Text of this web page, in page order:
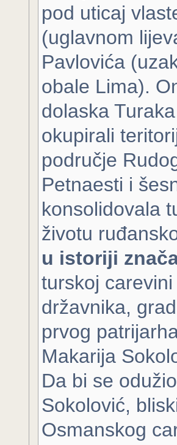
pod uticaj
(uglavnom
Pavlovića
obale Lima).
dolaska
okupirali
područje
Petnaesti i
konsolidovala
životu
u istoriji
turskoj
državnika,
prvog
Makarija
Da bi se
Sokolović,
Osmanskog